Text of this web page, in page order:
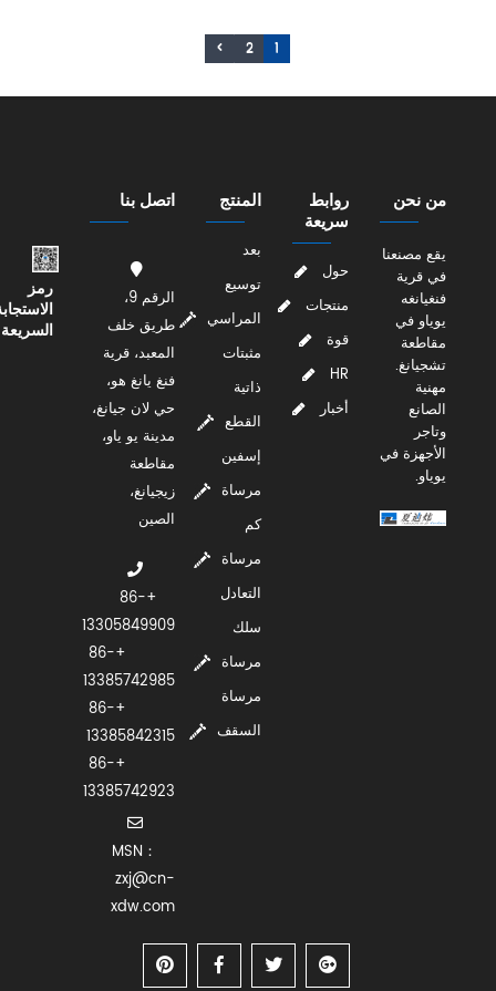
2
>
من نحن
يقع مصنعنا
في قرية
فنغيانغه
يوياو في
مقاطعة
تشجيانغ.
مهنية
الصانع
وتاجر
الأجهزة في
يوياو.
روابط
سريعة
حول
منتجات
قوة
HR
أخبار
المنتج
بعد
توسيع
المراسي
مثبتات
ذاتية
القطع
إسفين
مرساة
كم
مرساة
التعادل
سلك
مرساة
مرساة
السقف
اتصل بنا
الرقم 9،
طريق خلف
المعبد، قرية
فنغ يانغ هو،
حي لان جيانغ،
مدينة يو ياو،
مقاطعة
زيجيانغ،
الصين
+86-
13305849909
+86-
13385742985
+86-
13385842315
+86-
13385742923
MSN：
zxj@cn-
xdw.com
رمز
الاستجابة
السريعة